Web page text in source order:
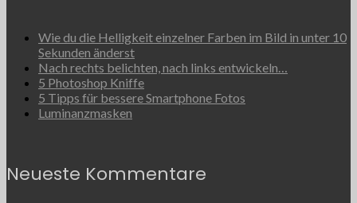
Wie du die Helligkeit einzelner Farben im Bild in unter 10
Sekunden änderst
Nach rechts belichten, nach links entwickeln…
5 Photoshop Kniffe
5 Tipps für bessere Smartphone Fotos
Luminanzmasken
Neueste Kommentare